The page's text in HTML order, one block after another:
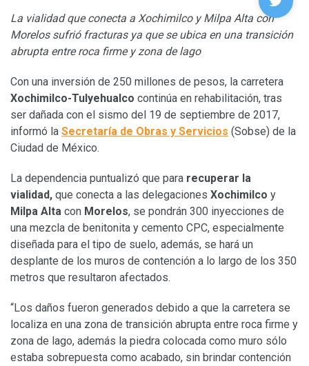
La vialidad que conecta a Xochimilco y Milpa Alta con
Morelos sufrió fracturas ya que se ubica en una transición
abrupta entre roca firme y zona de lago
Con una inversión de 250 millones de pesos, la carretera
Xochimilco-Tulyehualco continúa en rehabilitación, tras
ser dañada con el sismo del 19 de septiembre de 2017,
informó la Secretaría de Obras y Servicios (Sobse) de la
Ciudad de México.
La dependencia puntualizó que para recuperar la
vialidad, que conecta a las delegaciones Xochimilco y
Milpa Alta con Morelos, se pondrán 300 inyecciones de
una mezcla de benitonita y cemento CPC, especialmente
diseñada para el tipo de suelo, además, se hará un
desplante de los muros de contención a lo largo de los 350
metros que resultaron afectados.
“Los daños fueron generados debido a que la carretera se
localiza en una zona de transición abrupta entre roca firme y
zona de lago, además la piedra colocada como muro sólo
estaba sobrepuesta como acabado, sin brindar contención